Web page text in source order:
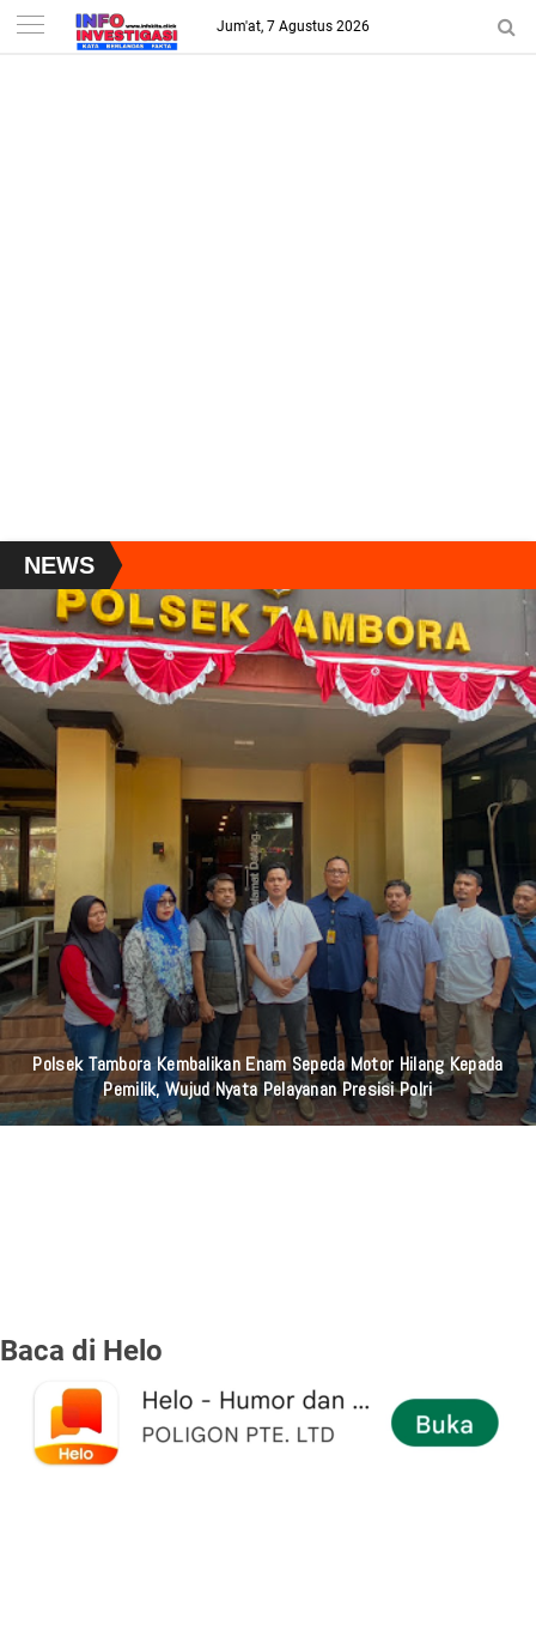
-->
Jum'at, 7 Agustus 2026
NEWS
Polsek Tambora Kembalikan Enam Sepeda Motor Hilang Kepada
Pemilik, Wujud Nyata Pelayanan Presisi Polri
Baca di Helo